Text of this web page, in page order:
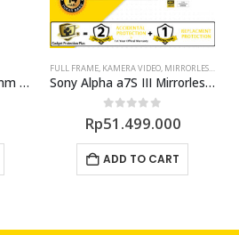
Canon EOS RP 24-240mm Mirrorless Camera
FULL FRAME, KAMERA VIDEO, MIRRORLESS ,
Sony Alpha a7S III Mirrorless Digital Camera
0out of 5
Rp51.499.000
ADD TO CART